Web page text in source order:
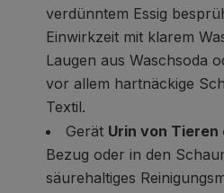
verdünntem Essig
Einwirkzeit mit klarem
Laugen aus Waschsoda
vor allem hartnäckige
Textil.
Gerät Urin von
Bezug oder in den
säurehaltiges